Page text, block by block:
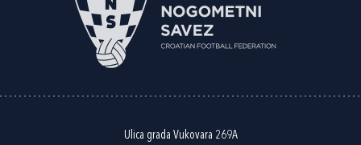
Ulica grada Vukovara 269A